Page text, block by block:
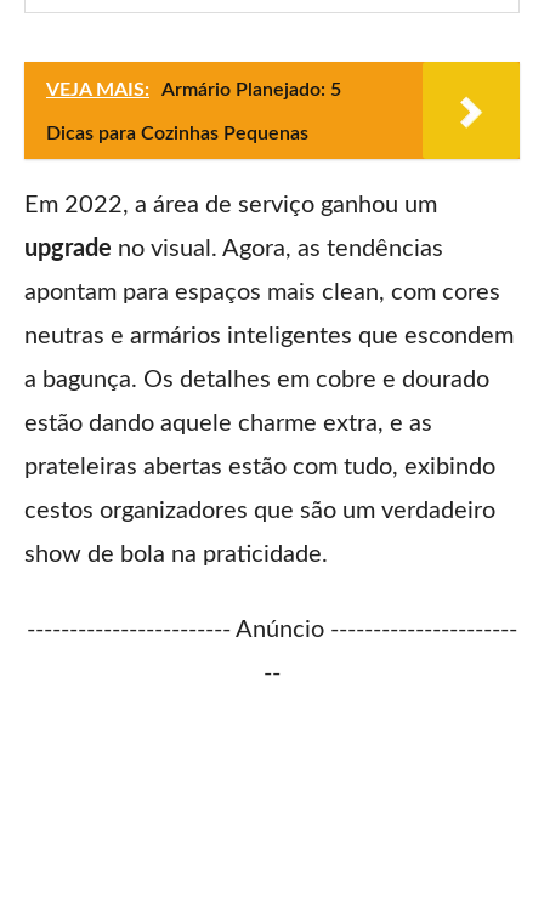
VEJA MAIS: Armário Planejado: 5
Dicas para Cozinhas Pequenas
Em 2022, a área de serviço ganhou um
upgrade no visual. Agora, as tendências
apontam para espaços mais clean, com cores
neutras e armários inteligentes que escondem
a bagunça. Os detalhes em cobre e dourado
estão dando aquele charme extra, e as
prateleiras abertas estão com tudo, exibindo
cestos organizadores que são um verdadeiro
show de bola na praticidade.
------------------------ Anúncio ----------------------
--